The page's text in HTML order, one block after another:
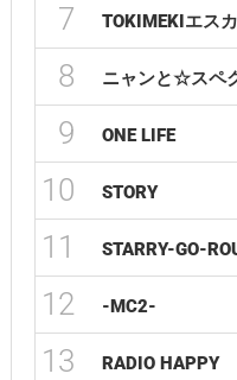
7 TOKIMEKIエス
8 ニャンと☆スペ
9 ONE LIFE
10 STORY
11 STARRY-GO-
12 -MC2-
13 RADIO HAPPY